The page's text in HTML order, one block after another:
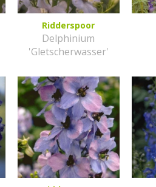
Ridderspoor
Delphinium
'Gletscherwasser'